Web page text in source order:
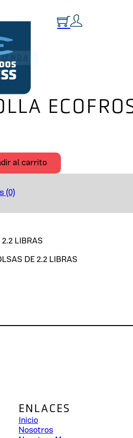
2.2 LIBS cantidad
al carrito
(0)
2.2 LIBRAS
DE 2.2 LIBRAS
ENLACES
Inicio
Nosotros